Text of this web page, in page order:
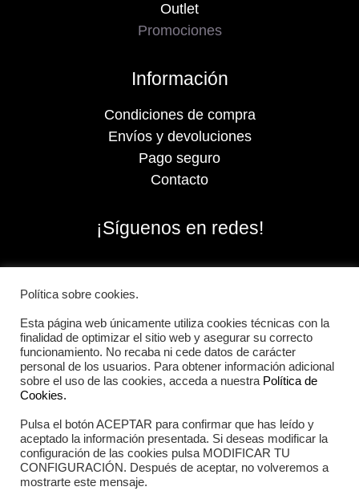
Outlet
Promociones
Información
Condiciones de compra
Envíos y devoluciones
Pago seguro
Contacto
¡Síguenos en redes!
2026 Iberian Sportech © Todos los derechos
reservados.
Política sobre cookies.
Esta página web únicamente utiliza cookies técnicas con la
finalidad de optimizar el sitio web y asegurar su correcto
funcionamiento. No recaba ni cede datos de carácter
personal de los usuarios. Para obtener información adicional
sobre el uso de las cookies, acceda a nuestra Política de
Cookies.
Pulsa el botón ACEPTAR para confirmar que has leído y
aceptado la información presentada. Si deseas modificar la
configuración de las cookies pulsa MODIFICAR TU
CONFIGURACIÓN. Después de aceptar, no volveremos a
mostrarte este mensaje.